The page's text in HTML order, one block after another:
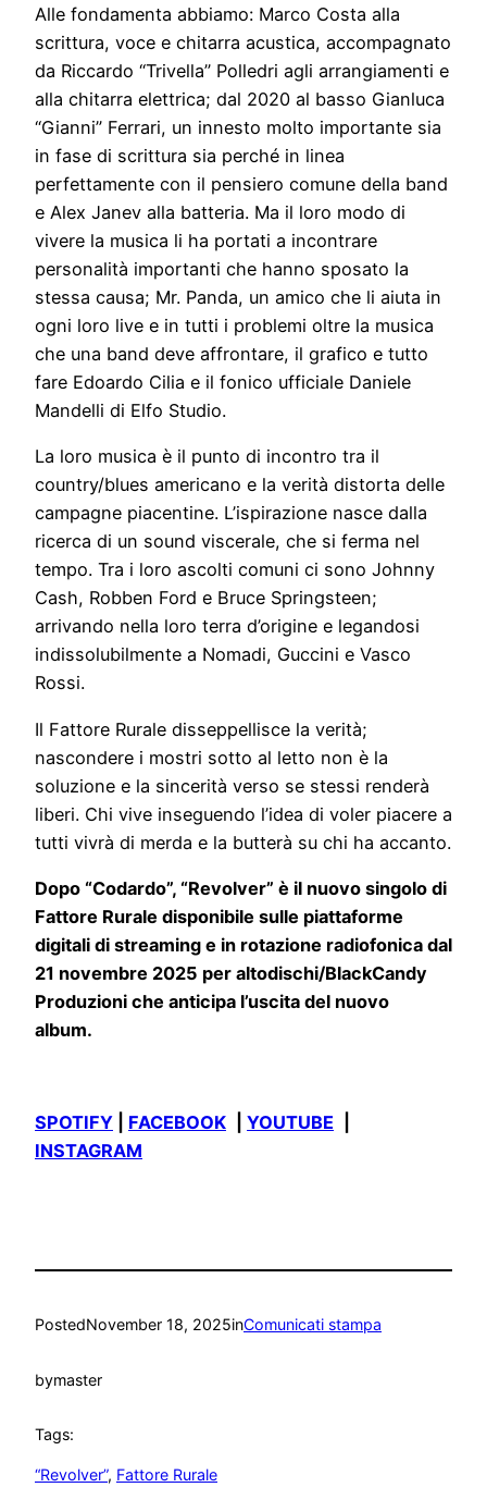
Alle fondamenta abbiamo: Marco Costa alla
scrittura, voce e chitarra acustica, accompagnato
da Riccardo “Trivella” Polledri agli arrangiamenti e
alla chitarra elettrica; dal 2020 al basso Gianluca
“Gianni” Ferrari, un innesto molto importante sia
in fase di scrittura sia perché in linea
perfettamente con il pensiero comune della band
e Alex Janev alla batteria. Ma il loro modo di
vivere la musica li ha portati a incontrare
personalità importanti che hanno sposato la
stessa causa; Mr. Panda, un amico che li aiuta in
ogni loro live e in tutti i problemi oltre la musica
che una band deve affrontare, il grafico e tutto
fare Edoardo Cilia e il fonico ufficiale Daniele
Mandelli di Elfo Studio.
La loro musica è il punto di incontro tra il
country/blues americano e la verità distorta delle
campagne piacentine. L’ispirazione nasce dalla
ricerca di un sound viscerale, che si ferma nel
tempo. Tra i loro ascolti comuni ci sono Johnny
Cash, Robben Ford e Bruce Springsteen;
arrivando nella loro terra d’origine e legandosi
indissolubilmente a Nomadi, Guccini e Vasco
Rossi.
Il Fattore Rurale disseppellisce la verità;
nascondere i mostri sotto al letto non è la
soluzione e la sincerità verso se stessi renderà
liberi. Chi vive inseguendo l’idea di voler piacere a
tutti vivrà di merda e la butterà su chi ha accanto.
Dopo “Codardo”, “Revolver” è il nuovo singolo di
Fattore Rurale disponibile sulle piattaforme
digitali di streaming e in rotazione radiofonica dal
21 novembre 2025 per altodischi/BlackCandy
Produzioni che anticipa l’uscita del nuovo
album.
SPOTIFY FACEBOOK YOUTUBE
INSTAGRAM
PostedNovember 18, 2025inComunicati stampa
bymaster
Tags:
“Revolver”, Fattore Rurale